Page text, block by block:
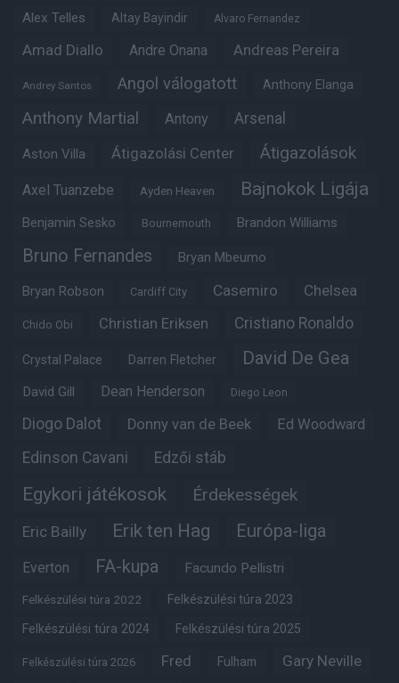
Alex Telles Altay Bayindir Alvaro Fernandez
Amad Diallo Andre Onana Andreas Pereira
Andrey Santos Angol válogatott Anthony Elanga
Anthony Martial Antony Arsenal
Aston Villa Átigazolási Center Átigazolások
Axel Tuanzebe Ayden Heaven Bajnokok Ligája
Benjamin Sesko Bournemouth Brandon Williams
Bruno Fernandes Bryan Mbeumo
Bryan Robson Cardiff City Casemiro Chelsea
Chido Obi Christian Eriksen Cristiano Ronaldo
Crystal Palace Darren Fletcher David De Gea
David Gill Dean Henderson Diego Leon
Diogo Dalot Donny van de Beek Ed Woodward
Edinson Cavani Edzői stáb
Egykori játékosok Érdekességek
Eric Bailly Erik ten Hag Európa-liga
Everton FA-kupa Facundo Pellistri
Felkészülési túra 2022 Felkészülési túra 2023
Felkészülési túra 2024 Felkészülési túra 2025
Felkészülési túra 2026 Fred Fulham Gary Neville